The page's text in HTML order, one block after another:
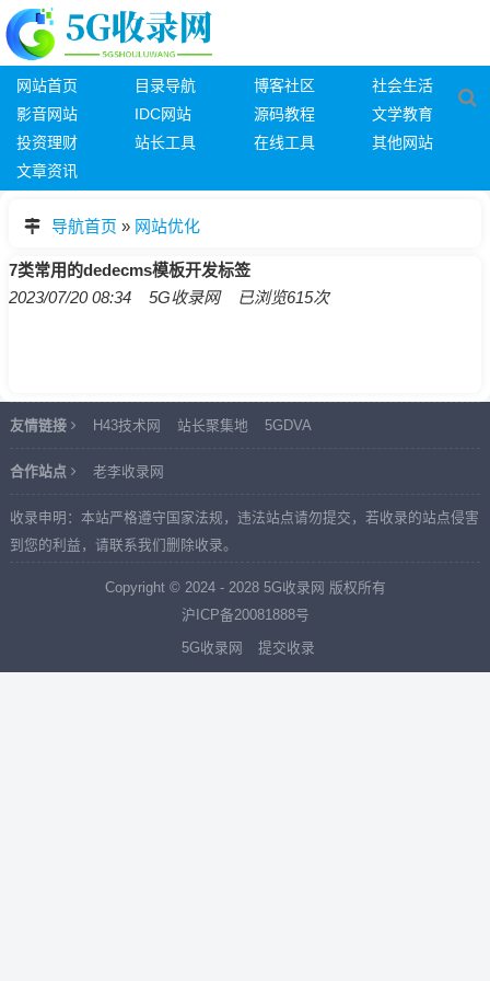
网站首页 目录导航 博客社区
社会生活
影音网站
IDC网站 源码教程
文学教育
投资理财
站长工具 在线工具
其他网站
文章资讯
导航首页 » 网站优化
7类常用的dedecms模板开发标签
2023/07/20 08:34 5G收录网 已浏览615次
友情链接 H43技术网 站长聚集地 5GDVA
合作站点 老李收录网
收录申明：本站严格遵守国家法规，违法站点请勿提交，若收录的站点侵害
到您的利益，请联系我们删除收录。
Copyright © 2024 - 2028 5G收录网 版权所有
沪ICP备20081888号
5G收录网
提交收录